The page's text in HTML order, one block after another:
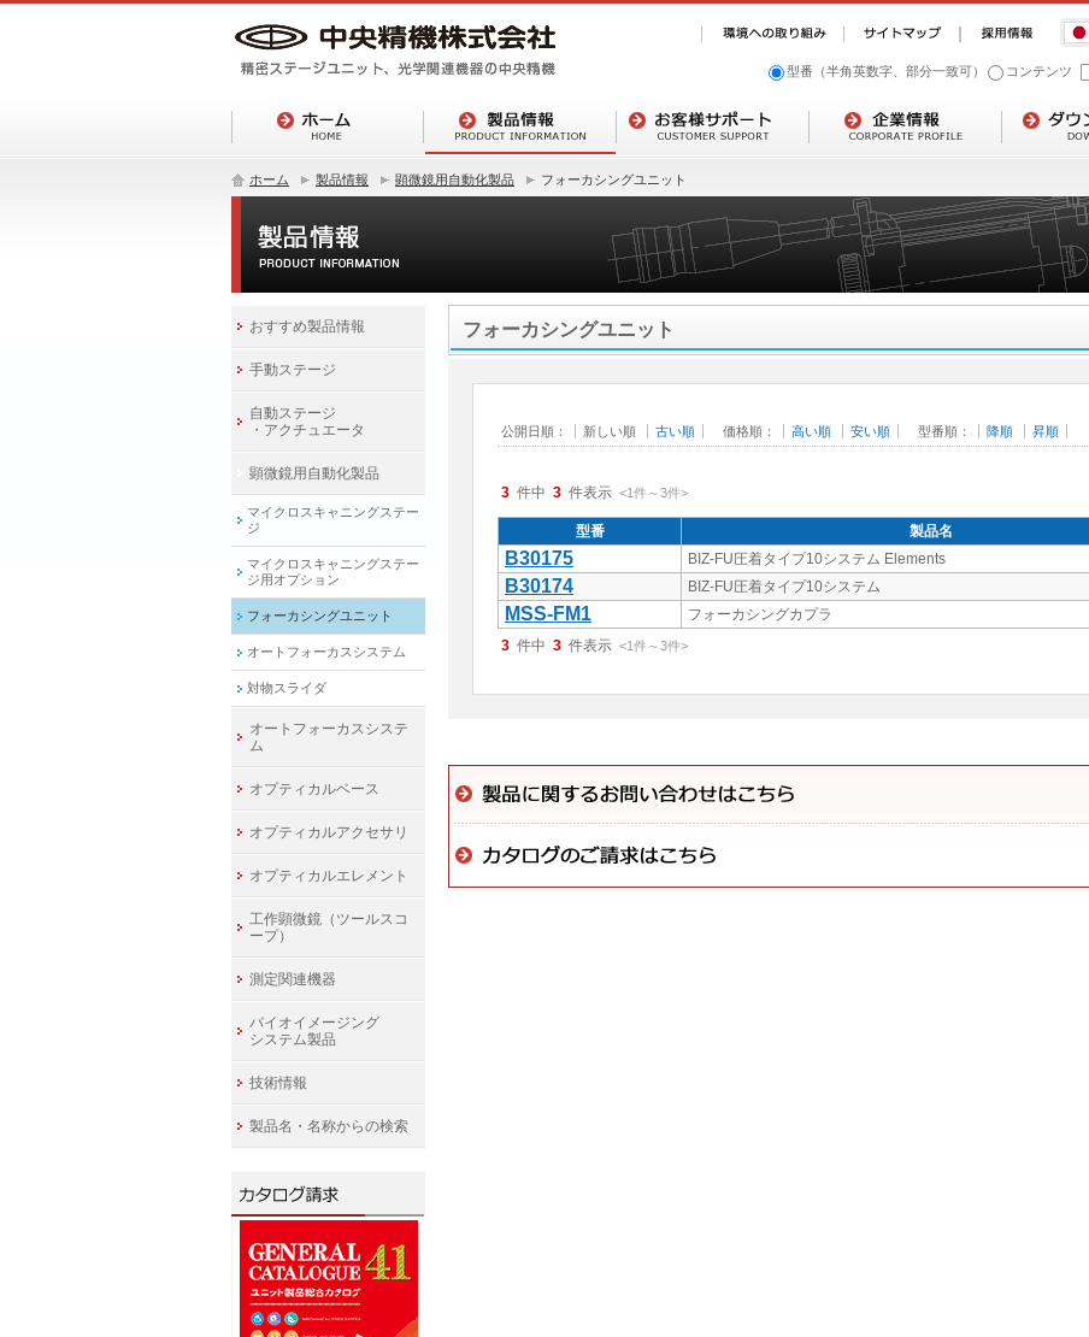
型番（半角英数字、部分一致可） コンテンツ
ホーム 製品情報 顕微鏡用自動化製品 フォーカシングユニット
フォーカシングユニット
公開日順： 新しい順 古い順 価格順： 高い順 安い順 型番順： 降順 昇順
3 件中 3 件表示 <1件～3件>
型番 製品名
B30175 BIZ-FU圧着タイプ10システム Elements
B30174 BIZ-FU圧着タイプ10システム
MSS-FM1 フォーカシングカプラ
3 件中 3 件表示 <1件～3件>
おすすめ製品情報
手動ステージ
自動ステージ
・アクチュエータ
顕微鏡用自動化製品
マイクロスキャニングステー
ジ
マイクロスキャニングステー
ジ用オプション
フォーカシングユニット
オートフォーカスシステム
対物スライダ
オートフォーカスシステ
ム
オプティカルベース
オプティカルアクセサリ
オプティカルエレメント
工作顕微鏡（ツールスコ
ープ）
測定関連機器
バイオイメージング
システム製品
技術情報
製品名・名称からの検索